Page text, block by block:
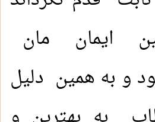
ایمان مان
و به همین دلیل